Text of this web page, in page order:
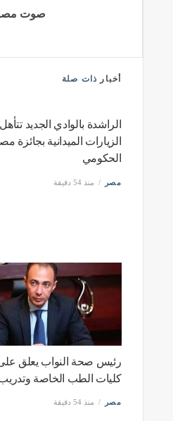
صوت
أخبار ذات صلة
رئيس صحة النواب يعلق